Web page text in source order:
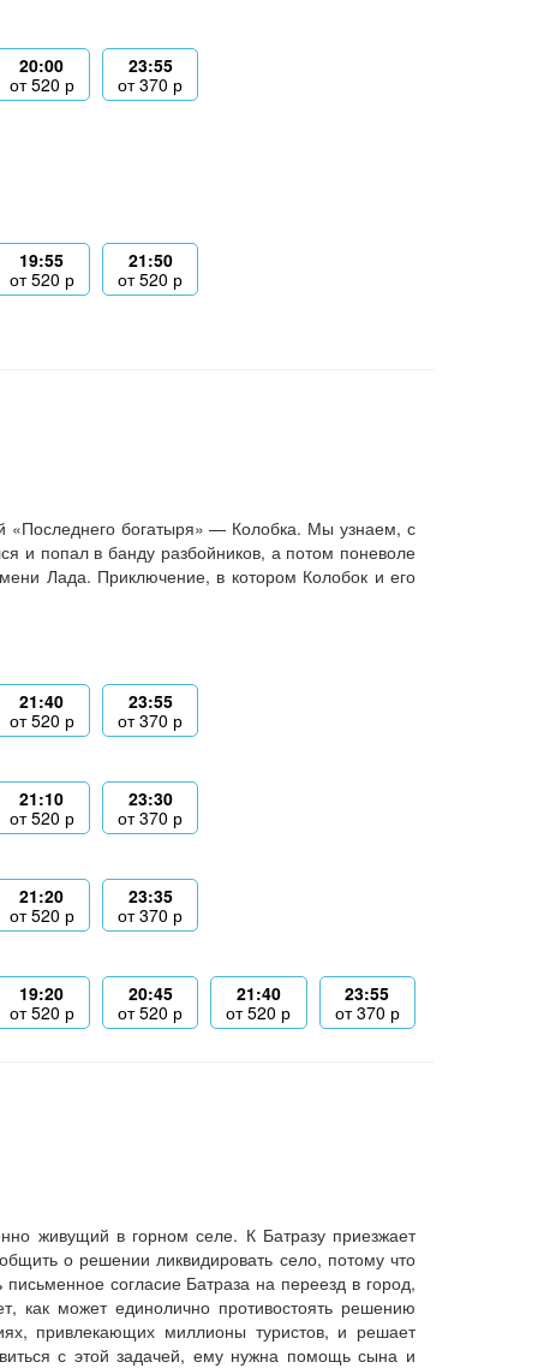
20:00
от520 р
23:55
от370 р
19:55
от520 р
21:50
от520 р
«Последнего богатыря» — Колобка. Мы узнаем, с
и попал в банду разбойников, а потом поневоле
Лада. Приключение, в котором Колобок и его
21:40
от520 р
23:55
от370 р
21:10
от520 р
23:30
от370 р
21:20
от520 р
23:35
от370 р
19:20
от520 р
20:45
от520 р
21:40
от520 р
23:55
от370 р
живущий в горном селе. К Батразу приезжает
о решении ликвидировать село, потому что
согласие Батраза на переезд в город,
как может единолично противостоять решению
привлекающих миллионы туристов, и решает
с этой задачей, ему нужна помощь сына и